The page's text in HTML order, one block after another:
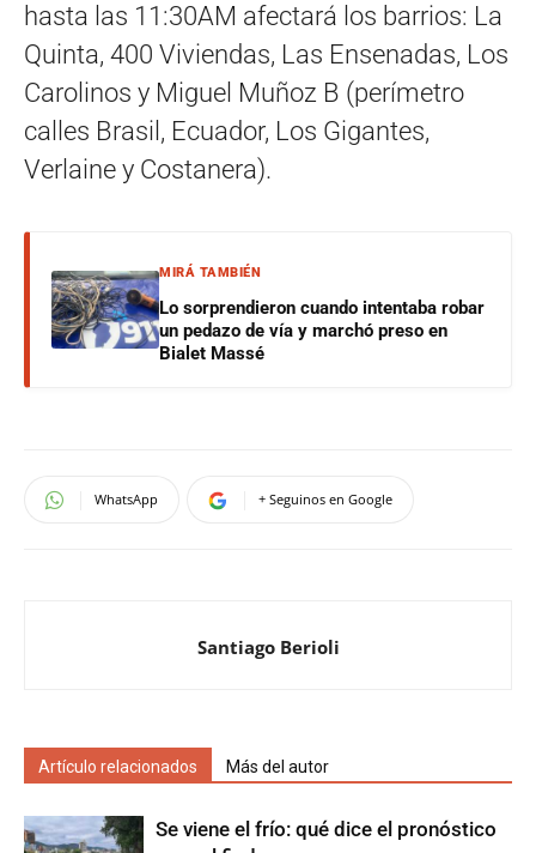
hasta las 11:30AM afectará los barrios: La
Quinta, 400 Viviendas, Las Ensenadas, Los
Carolinos y Miguel Muñoz B (perímetro
calles Brasil, Ecuador, Los Gigantes,
Verlaine y Costanera).
MIRÁ TAMBIÉN
Lo sorprendieron cuando intentaba robar
un pedazo de vía y marchó preso en
Bialet Massé
WhatsApp + Seguinos en Google
Santiago Berioli
Artículo relacionados Más del autor
Se viene el frío: qué dice el pronóstico